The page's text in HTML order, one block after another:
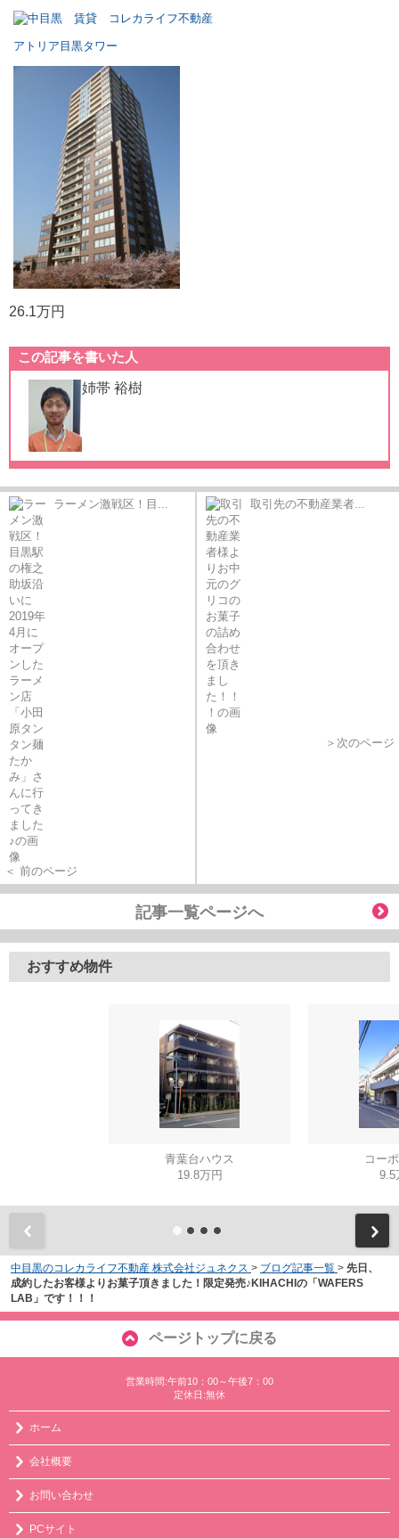
アトリア目黒タワー
26.1万円
この記事を書いた人
姉帯 裕樹
ラーメン激戦区！目...
＜ 前のページ
取引先の不動産業者...
＞次のページ
記事一覧ページへ
おすすめ物件
青葉台ハウス
19.8万円
コー
9.5
中目黒のコレカライフ不動産 株式会社ジュネクス > ブログ記事一覧 > 先日、
成約したお客様よりお菓子頂きました！限定発売♪KIHACHIの「WAFERS
LAB」です！！！
ページトップに戻る
営業時間:午前10：00～午後7：00
定休日:無休
ホーム
会社概要
お問い合わせ
PCサイト